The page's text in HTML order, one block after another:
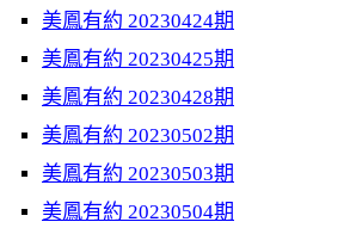
美鳳有約 20230424期
美鳳有約 20230425期
美鳳有約 20230428期
美鳳有約 20230502期
美鳳有約 20230503期
美鳳有約 20230504期